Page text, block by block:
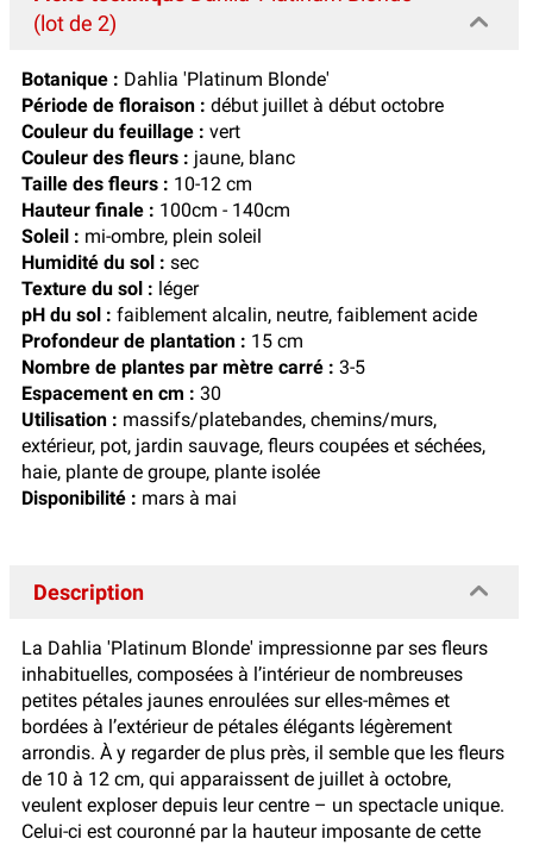
(lot de 2)
Botanique : Dahlia 'Platinum Blonde'
Période de floraison : début juillet à début octobre
Couleur du feuillage : vert
Couleur des fleurs : jaune, blanc
Taille des fleurs : 10-12 cm
Hauteur finale : 100cm - 140cm
Soleil : mi-ombre, plein soleil
Humidité du sol : sec
Texture du sol : léger
pH du sol : faiblement alcalin, neutre, faiblement acide
Profondeur de plantation : 15 cm
Nombre de plantes par mètre carré : 3-5
Espacement en cm : 30
Utilisation : massifs/platebandes, chemins/murs,
extérieur, pot, jardin sauvage, fleurs coupées et séchées,
haie, plante de groupe, plante isolée
Disponibilité : mars à mai
Description
La Dahlia 'Platinum Blonde' impressionne par ses fleurs
inhabituelles, composées à l’intérieur de nombreuses
petites pétales jaunes enroulées sur elles-mêmes et
bordées à l’extérieur de pétales élégants légèrement
arrondis. À y regarder de plus près, il semble que les fleurs
de 10 à 12 cm, qui apparaissent de juillet à octobre,
veulent exploser depuis leur centre – un spectacle unique.
Celui-ci est couronné par la hauteur imposante de cette